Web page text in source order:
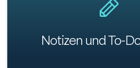
Notizen und To-
In Payt können Sie ganz